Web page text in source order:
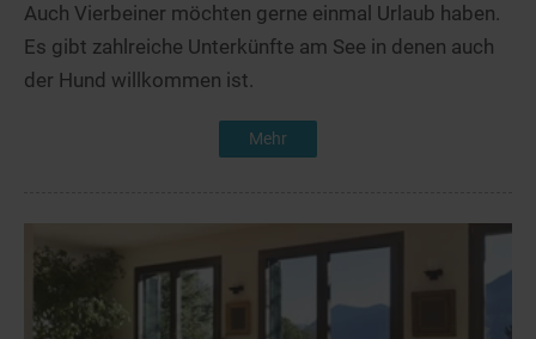
Auch Vierbeiner möchten gerne einmal Urlaub haben.
Es gibt zahlreiche Unterkünfte am See in denen auch
der Hund willkommen ist.
Mehr